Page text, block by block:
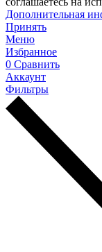
Дополнительная
Принять
Меню
Избранное
0 Сравнить
Аккаунт
Фильтры